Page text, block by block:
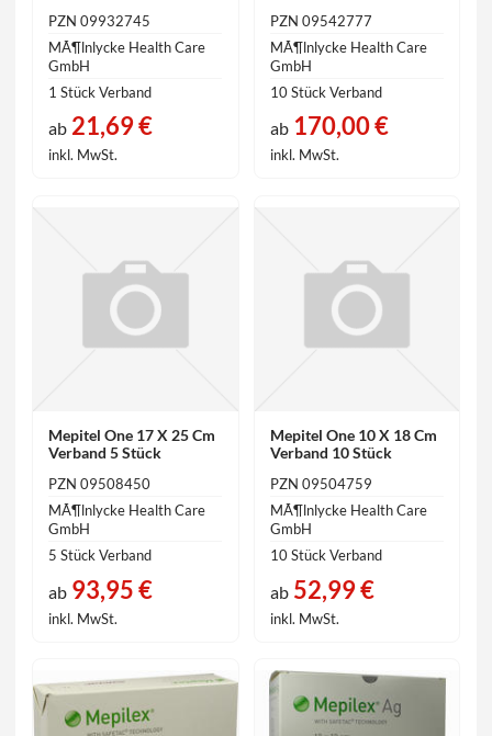
PZN 09932745
MÃ¶lnlycke Health Care
GmbH
1 Stück Verband
ab 21,69 €
inkl. MwSt.
PZN 09542777
MÃ¶lnlycke Health Care
GmbH
10 Stück Verband
ab170,00 €
inkl. MwSt.
Mepitel One 17 X 25 Cm
Verband 5 Stück
PZN 09508450
MÃ¶lnlycke Health Care
GmbH
5 Stück Verband
ab 93,95 €
inkl. MwSt.
Mepitel One 10 X 18 Cm
Verband 10 Stück
PZN 09504759
MÃ¶lnlycke Health Care
GmbH
10 Stück Verband
ab52,99 €
inkl. MwSt.